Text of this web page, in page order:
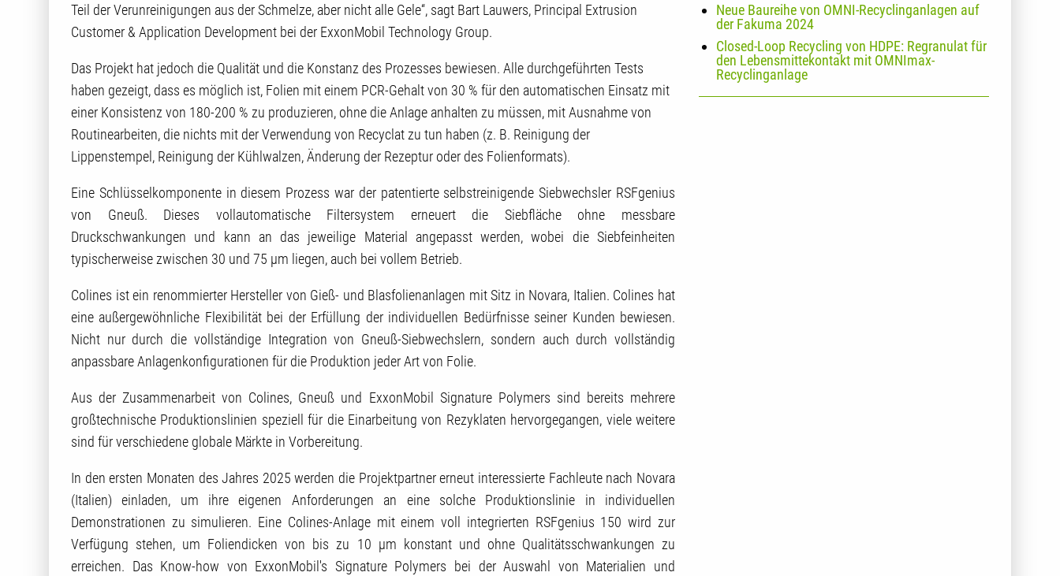
Teil der Verunreinigungen aus der Schmelze, aber nicht alle Gele“, sagt Bart Lauwers, Principal Extrusion
Customer & Application Development bei der ExxonMobil Technology Group.
Das Projekt hat jedoch die Qualität und die Konstanz des Prozesses bewiesen. Alle durchgeführten Tests
haben gezeigt, dass es möglich ist, Folien mit einem PCR-Gehalt von 30 % für den automatischen Einsatz mit
einer Konsistenz von 180-200 % zu produzieren, ohne die Anlage anhalten zu müssen, mit Ausnahme von
Routinearbeiten, die nichts mit der Verwendung von Recyclat zu tun haben (z. B. Reinigung der
Lippenstempel, Reinigung der Kühlwalzen, Änderung der Rezeptur oder des Folienformats).
Eine Schlüsselkomponente in diesem Prozess war der patentierte selbstreinigende Siebwechsler RSFgenius
von Gneuß. Dieses vollautomatische Filtersystem erneuert die Siebfläche ohne messbare
Druckschwankungen und kann an das jeweilige Material angepasst werden, wobei die Siebfeinheiten
typischerweise zwischen 30 und 75 µm liegen, auch bei vollem Betrieb.
Colines ist ein renommierter Hersteller von Gieß- und Blasfolienanlagen mit Sitz in Novara, Italien. Colines hat
eine außergewöhnliche Flexibilität bei der Erfüllung der individuellen Bedürfnisse seiner Kunden bewiesen.
Nicht nur durch die vollständige Integration von Gneuß-Siebwechslern, sondern auch durch vollständig
anpassbare Anlagenkonfigurationen für die Produktion jeder Art von Folie.
Aus der Zusammenarbeit von Colines, Gneuß und ExxonMobil Signature Polymers sind bereits mehrere
großtechnische Produktionslinien speziell für die Einarbeitung von Rezyklaten hervorgegangen, viele weitere
sind für verschiedene globale Märkte in Vorbereitung.
In den ersten Monaten des Jahres 2025 werden die Projektpartner erneut interessierte Fachleute nach Novara
(Italien) einladen, um ihre eigenen Anforderungen an eine solche Produktionslinie in individuellen
Demonstrationen zu simulieren. Eine Colines-Anlage mit einem voll integrierten RSFgenius 150 wird zur
Verfügung stehen, um Foliendicken von bis zu 10 µm konstant und ohne Qualitätsschwankungen zu
erreichen. Das Know-how von ExxonMobil's Signature Polymers bei der Auswahl von Materialien und
Neue Baureihe von OMNI-Recyclinganlagen auf
der Fakuma 2024
Closed-Loop Recycling von HDPE: Regranulat für
den Lebensmittekontakt mit OMNImax-
Recyclinganlage